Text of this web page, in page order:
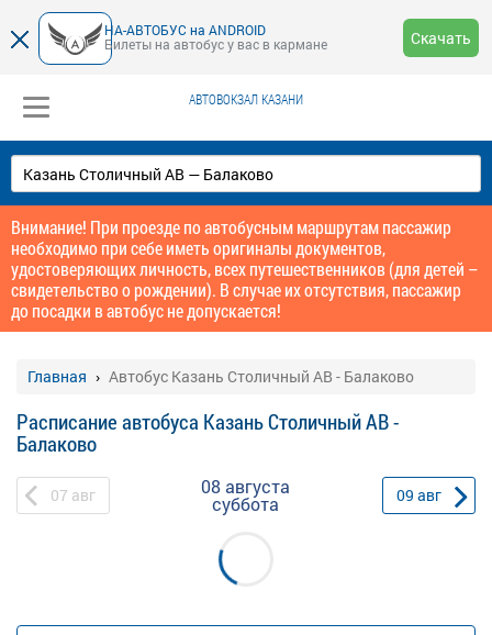
НА-АВТОБУС на ANDROID
Билеты на автобус у вас в кармане
Скачать
АВТОВОКЗАЛ КАЗАНИ
Внимание! При проезде по автобусным маршрутам пассажир
необходимо при себе иметь оригиналы документов,
удостоверяющих личность, всех путешественников (для детей –
свидетельство о рождении). В случае их отсутствия, пассажир
до посадки в автобус не допускается!
Главная Автобус Казань Столичный АВ - Балаково
Расписание автобуса Казань Столичный АВ -
Балаково
07 авг 08 августа
суббота 09 авг